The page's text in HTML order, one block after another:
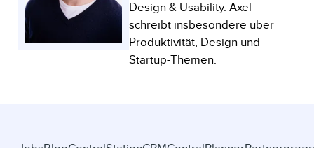
Design & Usability. Axel
schreibt insbesondere über
Produktivität, Design und
Startup-Themen.